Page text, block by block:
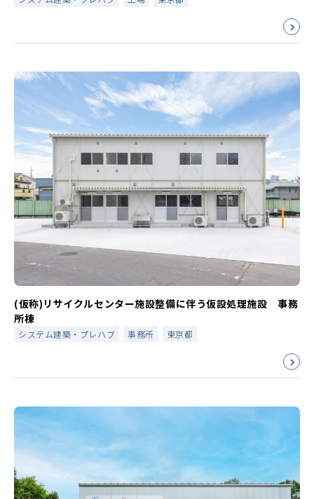
(仮称)リサイクルセンター施設整備に伴う仮設処理施設 事務
所棟
システム建築・プレハブ 事務所 東京都